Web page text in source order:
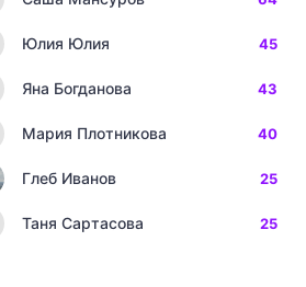
Юлия Юлия 45
Яна Богданова 43
Мария Плотникова 40
Глеб Иванов 25
Таня Сартасова 25